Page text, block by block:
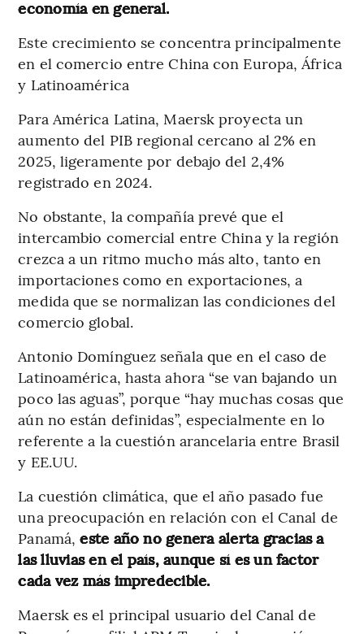
economía en general.
Este crecimiento se concentra principalmente
en el comercio entre China con Europa, África
y Latinoamérica
Para América Latina, Maersk proyecta un
aumento del PIB regional cercano al 2% en
2025, ligeramente por debajo del 2,4%
registrado en 2024.
No obstante, la compañía prevé que el
intercambio comercial entre China y la región
crezca a un ritmo mucho más alto, tanto en
importaciones como en exportaciones, a
medida que se normalizan las condiciones del
comercio global.
Antonio Domínguez señala que en el caso de
Latinoamérica, hasta ahora “se van bajando un
poco las aguas”, porque “hay muchas cosas que
aún no están definidas”, especialmente en lo
referente a la cuestión arancelaria entre Brasil
y EE.UU.
La cuestión climática, que el año pasado fue
una preocupación en relación con el Canal de
Panamá, este año no genera alerta gracias a
las lluvias en el país, aunque sí es un factor
cada vez más impredecible.
Maersk es el principal usuario del Canal de